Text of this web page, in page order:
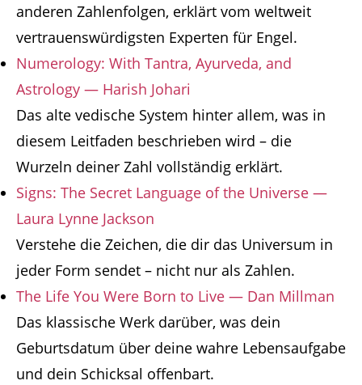
anderen Zahlenfolgen, erklärt vom weltweit
vertrauenswürdigsten Experten für Engel.
Numerology: With Tantra, Ayurveda, and
Astrology — Harish Johari
Das alte vedische System hinter allem, was in
diesem Leitfaden beschrieben wird – die
Wurzeln deiner Zahl vollständig erklärt.
Signs: The Secret Language of the Universe —
Laura Lynne Jackson
Verstehe die Zeichen, die dir das Universum in
jeder Form sendet – nicht nur als Zahlen.
The Life You Were Born to Live — Dan Millman
Das klassische Werk darüber, was dein
Geburtsdatum über deine wahre Lebensaufgabe
und dein Schicksal offenbart.